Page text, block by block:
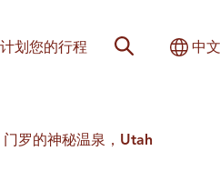
计划您的行程 网站搜索切换国际
中文
门罗的神秘温泉，Utah